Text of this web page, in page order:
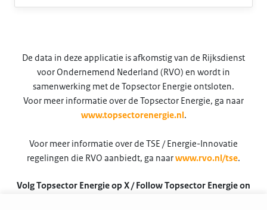
De data in deze applicatie is afkomstig van de Rijksdienst
voor Ondernemend Nederland (RVO) en wordt in
samenwerking met de Topsector Energie ontsloten.
Voor meer informatie over de Topsector Energie, ga naar
www.topsectorenergie.nl .
Voor meer informatie over de TSE / Energie-Innovatie
regelingen die RVO aanbiedt, ga naarwww.rvo.nl/tse.
Volg Topsector Energie op X / Follow Topsector Energie on